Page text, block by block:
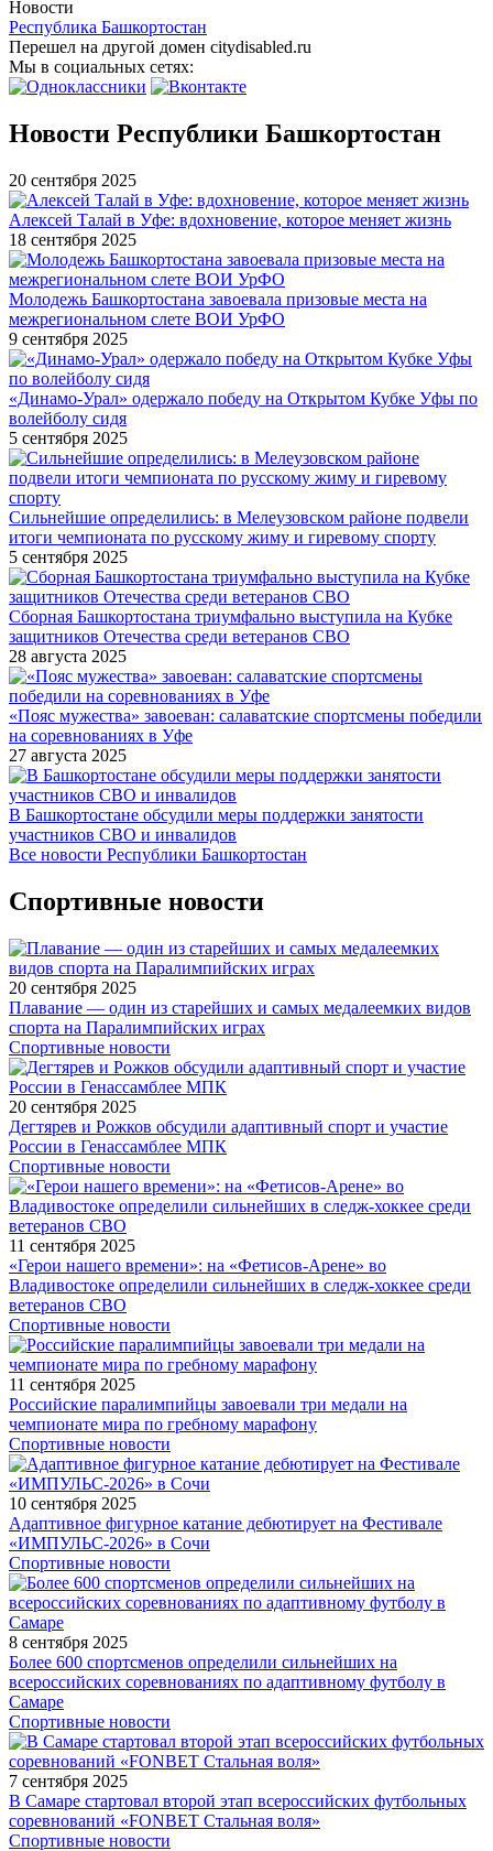
Новости
Республика Башкортостан
Перешел на другой домен citydisabled.ru
Мы в социальных сетях:
Новости Республики Башкортостан
20 сентября 2025
Алексей Талай в Уфе: вдохновение, которое меняет жизнь
18 сентября 2025
Молодежь Башкортостана завоевала призовые места на
межрегиональном слете ВОИ УрФО
9 сентября 2025
«Динамо-Урал» одержало победу на Открытом Кубке Уфы по
волейболу сидя
5 сентября 2025
Сильнейшие определились: в Мелеузовском районе подвели
итоги чемпионата по русскому жиму и гиревому спорту
5 сентября 2025
Сборная Башкортостана триумфально выступила на Кубке
защитников Отечества среди ветеранов СВО
28 августа 2025
«Пояс мужества» завоеван: салаватские спортсмены победили
на соревнованиях в Уфе
27 августа 2025
В Башкортостане обсудили меры поддержки занятости
участников СВО и инвалидов
Все новости Республики Башкортостан
Спортивные новости
20 сентября 2025
Плавание — один из старейших и самых медалеемких видов
спорта на Паралимпийских играх
Спортивные новости
20 сентября 2025
Дегтярев и Рожков обсудили адаптивный спорт и участие
России в Генассамблее МПК
Спортивные новости
11 сентября 2025
«Герои нашего времени»: на «Фетисов-Арене» во
Владивостоке определили сильнейших в следж-хоккее среди
ветеранов СВО
Спортивные новости
11 сентября 2025
Российские паралимпийцы завоевали три медали на
чемпионате мира по гребному марафону
Спортивные новости
10 сентября 2025
Адаптивное фигурное катание дебютирует на Фестивале
«ИМПУЛЬС-2026» в Сочи
Спортивные новости
8 сентября 2025
Более 600 спортсменов определили сильнейших на
всероссийских соревнованиях по адаптивному футболу в
Самаре
Спортивные новости
7 сентября 2025
В Самаре стартовал второй этап всероссийских футбольных
соревнований «FONBET Стальная воля»
Спортивные новости